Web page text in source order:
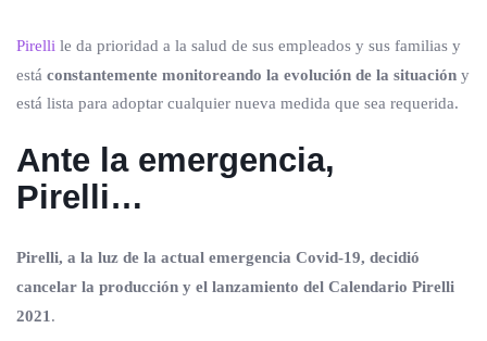
Pirelli le da prioridad a la salud de sus empleados y sus familias y
está constantemente monitoreando la evolución de la situación y
está lista para adoptar cualquier nueva medida que sea requerida.
Ante la emergencia,
Pirelli…
Pirelli, a la luz de la actual emergencia Covid-19, decidió
cancelar la producción y el lanzamiento del Calendario Pirelli
2021 .